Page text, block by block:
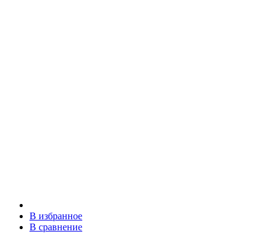
В избранное
В сравнение